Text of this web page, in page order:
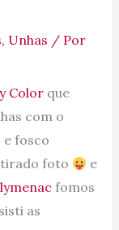
, Unhas / Por
Color que
com o
e fosco
tirado foto
e
fomos
as